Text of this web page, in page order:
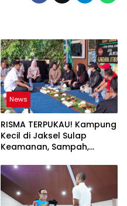
News
RISMA TERPUKAU! Kampung
Kecil di Jaksel Sulap
Keamanan, Sampah,
Jadi Satu Sistem